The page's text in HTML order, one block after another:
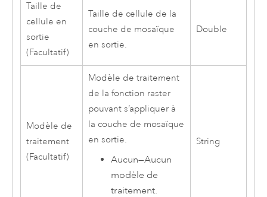
Taille de
cellule en
sortie
(Facultatif)
Taille de cellule de la
couche de mosaïque
en sortie.
Double
Modèle de
traitement
(Facultatif)
Modèle de traitement
de la fonction raster
pouvant s’appliquer à
la couche de mosaïque
en sortie.
Aucun—Aucun
modèle de
traitement.
String